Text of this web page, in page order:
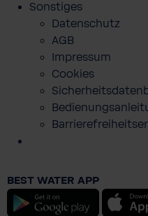
0,00 € Preise inkl.
Sonstiges
Datenschutz
AGB
Impressum
Cookies
BEST WATER APP
Android